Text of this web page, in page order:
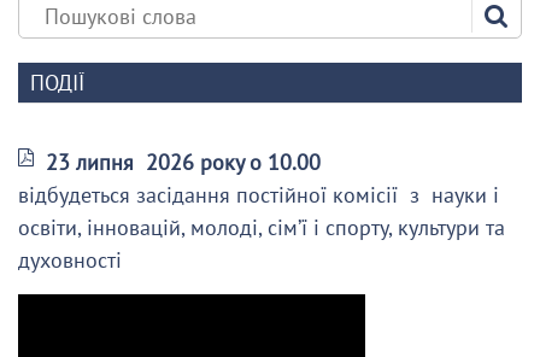
ПОДІЇ
23 липня 2026 року о 10.00
відбудеться засідання постійної комісії з науки і
освіти, інновацій, молоді, сім’ї і спорту, культури та
духовності